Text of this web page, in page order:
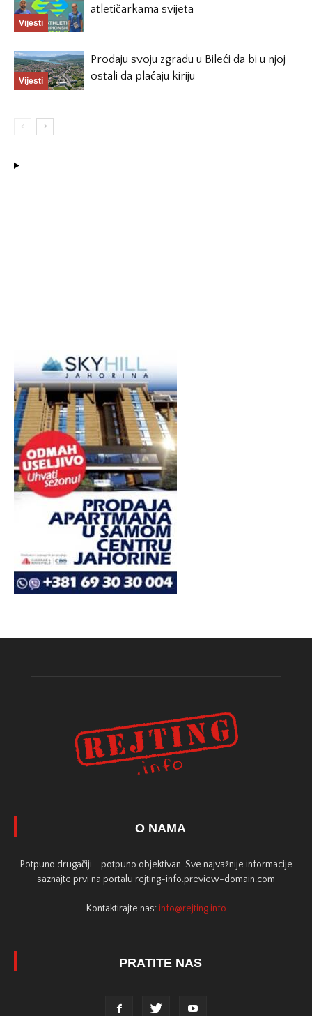
Vijesti
atletičarkama svijeta
Vijesti
Prodaju svoju zgradu u Bileći da bi u njoj
ostali da plaćaju kiriju
O NAMA
Potpuno drugačiji - potpuno objektivan. Sve najvažnije informacije
saznajte prvi na portalu rejting-info.preview-domain.com
Kontaktirajte nas: info@rejting.info
PRATITE NAS